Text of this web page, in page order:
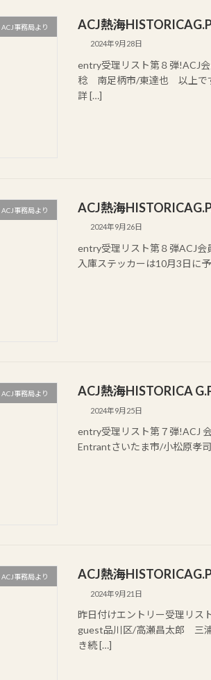
ACJ事務局より ACJ熱海
2024年9月28日
entry受理リスト第８弾!ACJ
稔 南足柄市/東達也 以上で
詳 […]
ACJ事務局より ACJ熱海
2024年9月26日
entry受理リスト第８弾ACJ会
入庫ステッカーは10月3日に
ACJ事務局より ACJ熱海HISTORICA
2024年9月25日
entry受理リスト第７弾!ACJ
Entrantさいたま市/小松原
ACJ事務局より ACJ熱海
2024年9月21日
昨日付けエントリー受理リス
guest品川区/高瀬昌太郎 三
き続 […]